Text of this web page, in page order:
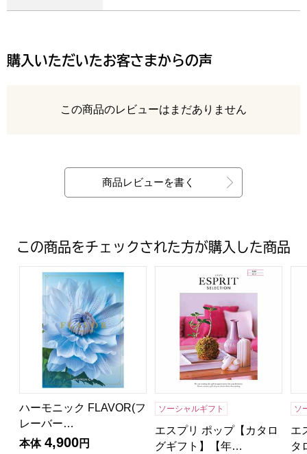
購入いただいたお客さまからの声
レビュー
この商品のレビューはまだありません
商品レビューを書く
この商品をチェックされた方が購入した商品
ハーモニック FLAVOR(フレーバー) ハーブ【夏の贈りも
ハーモニック FLAVOR(フ
レーバー…
本体 4,900円
エスプリ ポップ【カタログギ
ソーシャルギフト
エスプリ ポップ【カタロ
グギフト】【年…
ソ
エ
タ